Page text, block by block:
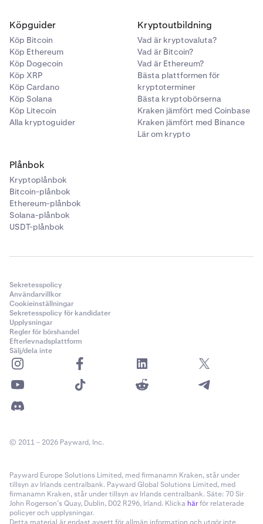
Köpguider
Köp Bitcoin
Köp Ethereum
Köp Dogecoin
Köp XRP
Köp Cardano
Köp Solana
Köp Litecoin
Alla kryptoguider
Kryptoutbildning
Vad är kryptovaluta?
Vad är Bitcoin?
Vad är Ethereum?
Bästa plattformen för
kryptoterminer
Bästa kryptobörserna
Kraken jämfört med Coinbase
Kraken jämfört med Binance
Lär om krypto
Plånbok
Kryptoplånbok
Bitcoin-plånbok
Ethereum-plånbok
Solana-plånbok
USDT-plånbok
Sekretesspolicy
Användarvillkor
Cookieinställningar
Sekretesspolicy för kandidater
Upplysningar
Regler för börshandel
Efterlevnadsplattform
Sälj/dela inte
© 2011 – 2026 Payward, Inc.
Payward Europe Solutions Limited, med firmanamn Kraken, står under
tillsyn av Irlands centralbank. Payward Global Solutions Limited, med
firmanamn Kraken, står under tillsyn av Irlands centralbank. Säte: 70 Sir
John Rogerson’s Quay, Dublin, D02 R296, Irland. Klicka härför relaterade
policyer och upplysningar.
Detta material är endast avsett för allmän information och utgör inte